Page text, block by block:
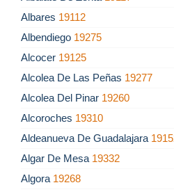
Albares 19112
Albendiego 19275
Alcocer 19125
Alcolea De Las Peñas 19277
Alcolea Del Pinar 19260
Alcoroches 19310
Aldeanueva De Guadalajara
Algar De Mesa 19332
Algora 19268